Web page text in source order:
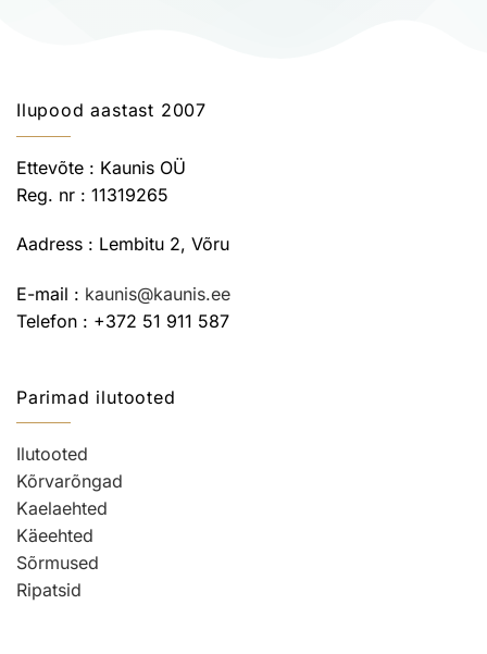
Ilupood aastast 2007
Ettevõte : Kaunis OÜ
Reg. nr : 11319265
Aadress : Lembitu 2, Võru
E-mail : kaunis@kaunis.ee
Telefon : +372 51 911 587
Parimad ilutooted
Ilutooted
Kõrvarõngad
Kaelaehted
Käeehted
Sõrmused
Ripatsid